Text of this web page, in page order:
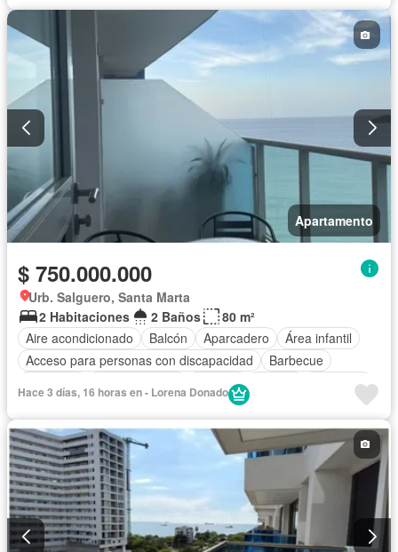
Agua
Apartamento
$ 750.000.000
Urb. Salguero, Santa Marta
2 Habitaciones
2 Baños
80 m²
Aire acondicionado
Balcón Aparcadero
Área infantil
Acceso para personas con discapacidad
Barbecue
Internet
Ascensor
Sauna
Seguridad privada
Piscina Agua
Hace 3 días, 16 horas en - Lorena Donado